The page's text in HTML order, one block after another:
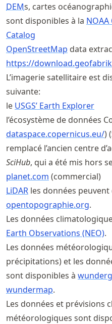
DEMs, cartes
sont disponibles à la
Catalog
OpenStreetMap data
https://download.geofabrik
L’imagerie satellitaire est
suivante:
le USGS’ Earth Explorer
l’écosystème de données
dataspace.copernicus.eu/)
remplacé l’ancien centre
SciHub, qui a été mis hors
planet.com (commercial)
LiDAR les données
opentopographie.org.
Les données
Earth Observations (NEO).
Les données
précipitations) et les
sont disponibles à
wundermap.
Les données et prévisions
météorologiques sont